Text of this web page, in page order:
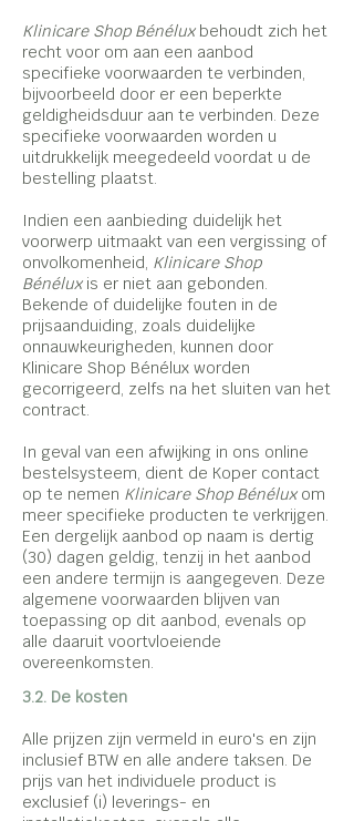
Klinicare Shop Bénélux behoudt zich het
recht voor om aan een aanbod
specifieke voorwaarden te verbinden,
bijvoorbeeld door er een beperkte
geldigheidsduur aan te verbinden. Deze
specifieke voorwaarden worden u
uitdrukkelijk meegedeeld voordat u de
bestelling plaatst.
Indien een aanbieding duidelijk het
voorwerp uitmaakt van een vergissing of
onvolkomenheid, Klinicare Shop
Bénélux is er niet aan gebonden.
Bekende of duidelijke fouten in de
prijsaanduiding, zoals duidelijke
onnauwkeurigheden, kunnen door
Klinicare Shop Bénélux worden
gecorrigeerd, zelfs na het sluiten van het
contract.
In geval van een afwijking in ons online
bestelsysteem, dient de Koper contact
op te nemen Klinicare Shop Bénélux om
meer specifieke producten te verkrijgen.
Een dergelijk aanbod op naam is dertig
(30) dagen geldig, tenzij in het aanbod
een andere termijn is aangegeven. Deze
algemene voorwaarden blijven van
toepassing op dit aanbod, evenals op
alle daaruit voortvloeiende
overeenkomsten.
3.2. De kosten
Alle prijzen zijn vermeld in euro's en zijn
inclusief BTW en alle andere taksen. De
prijs van het individuele product is
exclusief (i) leverings- en